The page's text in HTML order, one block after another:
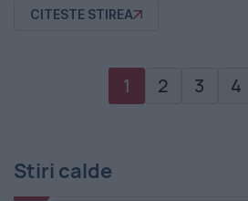
CITESTE STIREA
1 2 3 4
Stiri calde